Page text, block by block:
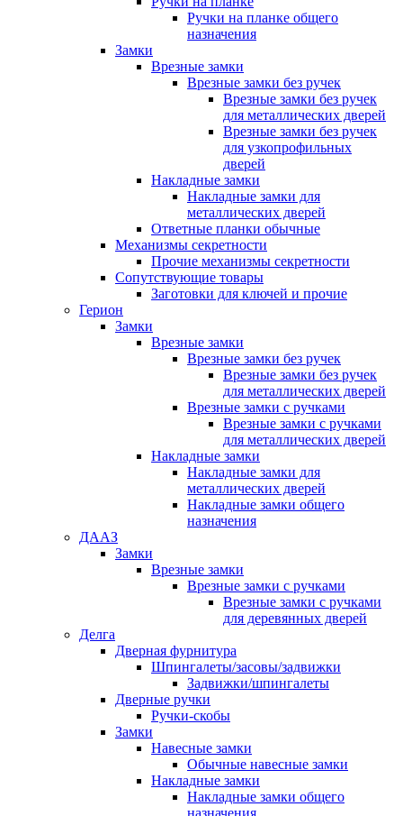
Ручки на планке общего
назначения
Замки
Врезные замки
Врезные замки без ручек
Врезные замки без ручек
для металлических дверей
Врезные замки без ручек
для узкопрофильных
дверей
Накладные замки
Накладные замки для
металлических дверей
Ответные планки обычные
Механизмы секретности
Прочие механизмы секретности
Сопутствующие товары
Заготовки для ключей и прочие
Герион
Замки
Врезные замки
Врезные замки без ручек
Врезные замки без ручек
для металлических дверей
Врезные замки с ручками
Врезные замки с ручками
для металлических дверей
Накладные замки
Накладные замки для
металлических дверей
Накладные замки общего
назначения
ДААЗ
Замки
Врезные замки
Врезные замки с ручками
Врезные замки с ручками
для деревянных дверей
Делга
Дверная фурнитура
Шпингалеты/засовы/задвижки
Задвижки/шпингалеты
Дверные ручки
Ручки-скобы
Замки
Навесные замки
Обычные навесные замки
Накладные замки
Накладные замки общего